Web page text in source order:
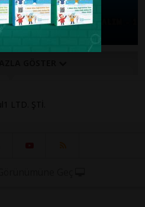
Maddeyi
Test -2-